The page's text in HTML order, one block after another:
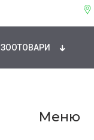
ЗООТОВАРИ